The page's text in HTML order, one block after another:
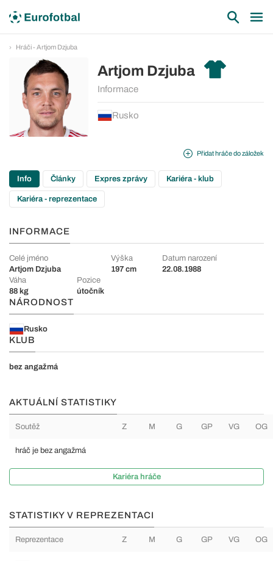
Hráči - Artjom Dzjuba
Artjom Dzjuba
Informace
Rusko
Přidat hráče do záložek
Info Články Expres zprávy Kariéra - klub
Kariéra - reprezentace
INFORMACE
Celé jméno
Artjom Dzjuba
Výška
197 cm
Datum narození
22.08.1988
Váha
88 kg
Pozice
útočník
NÁRODNOST
Rusko
KLUB
bez angažmá
AKTUÁLNÍ STATISTIKY
Soutěž Z M G GP VG OG
hráč je bez angažmá
Kariéra hráče
STATISTIKY V REPREZENTACI
Reprezentace Z M G GP VG OG